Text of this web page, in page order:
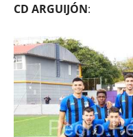
CD ARGUIJÓN: